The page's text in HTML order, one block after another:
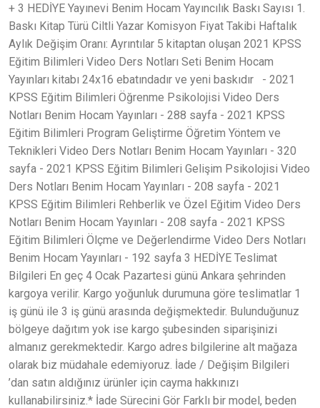
+ 3 HEDİYE Yayınevi Benim Hocam Yayıncılık Baskı Sayısı 1.
Baskı Kitap Türü Ciltli Yazar Komisyon Fiyat Takibi Haftalık
Aylık Değişim Oranı: Ayrıntılar 5 kitaptan oluşan 2021 KPSS
Eğitim Bilimleri Video Ders Notları Seti Benim Hocam
Yayınları kitabı 24x16 ebatındadır ve yeni baskıdır - 2021
KPSS Eğitim Bilimleri Öğrenme Psikolojisi Video Ders
Notları Benim Hocam Yayınları - 288 sayfa - 2021 KPSS
Eğitim Bilimleri Program Geliştirme Öğretim Yöntem ve
Teknikleri Video Ders Notları Benim Hocam Yayınları - 320
sayfa - 2021 KPSS Eğitim Bilimleri Gelişim Psikolojisi Video
Ders Notları Benim Hocam Yayınları - 208 sayfa - 2021
KPSS Eğitim Bilimleri Rehberlik ve Özel Eğitim Video Ders
Notları Benim Hocam Yayınları - 208 sayfa - 2021 KPSS
Eğitim Bilimleri Ölçme ve Değerlendirme Video Ders Notları
Benim Hocam Yayınları - 192 sayfa 3 HEDİYE Teslimat
Bilgileri En geç 4 Ocak Pazartesi günü Ankara şehrinden
kargoya verilir. Kargo yoğunluk durumuna göre teslimatlar 1
iş günü ile 3 iş günü arasında değişmektedir. Bulunduğunuz
bölgeye dağıtım yok ise kargo şubesinden siparişinizi
almanız gerekmektedir. Kargo adres bilgilerine alt mağaza
olarak biz müdahale edemiyoruz. İade / Değişim Bilgileri
’dan satın aldığınız ürünler için cayma hakkınızı
kullanabilirsiniz.* İade Sürecini Gör Farklı bir model, beden